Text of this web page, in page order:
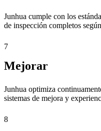
Junhua cumple con los
de inspección completos
7
Mejorar
Junhua optimiza
sistemas de mejora y
8